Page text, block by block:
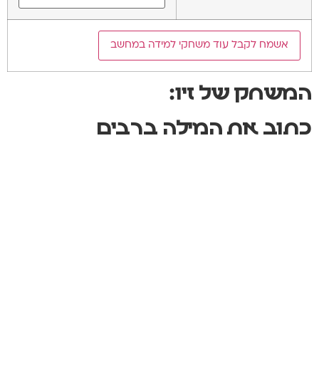
המשחק של זיו:
כתוב את המילה ברבים